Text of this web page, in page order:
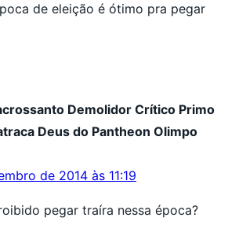
de eleição é ótimo pra pegar
Demolidor Crítico Primo
Deus do Pantheon Olimpo
de 2014 às 11:19
pegar traíra nessa época?